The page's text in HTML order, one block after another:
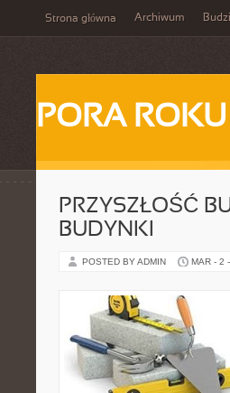
Strona główna Archiwum Budzi
PORA ROKU
PRZYSZŁOŚĆ
BUDYNKI
POSTED BY ADMIN MAR - 2